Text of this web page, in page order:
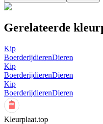
Gerelateerde
Kip
BoerderijdierenDieren
Kip
BoerderijdierenDieren
Kip
BoerderijdierenDieren
Kleurplaat.top